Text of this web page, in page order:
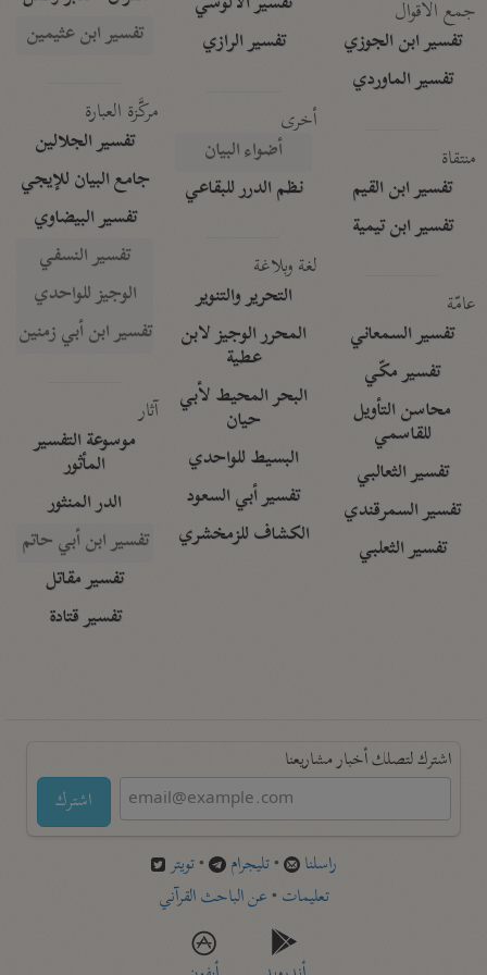
جمع الأقوال
تفسير ابن الجوزي
تفسير الماوردي
منتقاة
تفسير ابن القيم
تفسير ابن تيمية
عامّة
تفسير السمعاني
تفسير مكّي
محاسن التأويل
للقاسمي
تفسير الثعالبي
تفسير السمرقندي
تفسير الثعلبي
تفسير الرازي
أخرى
أضواء البيان
نظم الدرر للبقاعي
لغة وبلاغة
التحرير والتنوير
المحرر الوجيز لابن
عطية
البحر المحيط لأبي
حيان
البسيط للواحدي
تفسير أبي السعود
الكشاف للزمخشري
تفسير ابن عثيمين
مركَّزة العبارة
تفسير الجلالين
جامع البيان للإيجي
تفسير البيضاوي
تفسير النسفي
الوجيز للواحدي
تفسير ابن أبي زمنين
آثار
موسوعة التفسير
المأثور
الدر المنثور
تفسير ابن أبي حاتم
تفسير مقاتل
تفسير قتادة
اشترك لتصلك أخبار مشاريعنا
اشترك
راسلنا •تليجرام •تويتر
تعليمات •عن الباحث القرآني